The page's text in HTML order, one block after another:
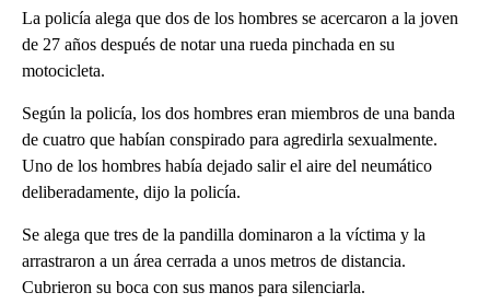
La policía alega que dos de los hombres se acercaron a la joven
de 27 años después de notar una rueda pinchada en su
motocicleta.
Según la policía, los dos hombres eran miembros de una banda
de cuatro que habían conspirado para agredirla sexualmente.
Uno de los hombres había dejado salir el aire del neumático
deliberadamente, dijo la policía.
Se alega que tres de la pandilla dominaron a la víctima y la
arrastraron a un área cerrada a unos metros de distancia.
Cubrieron su boca con sus manos para silenciarla.